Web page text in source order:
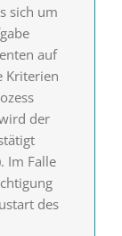
sich um
auf
Kriterien
der
Im Falle
des